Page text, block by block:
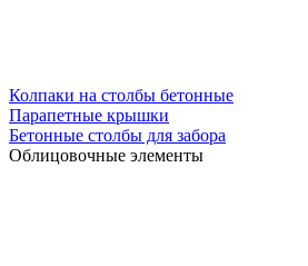
Колпаки на столбы бетонные
Парапетные крышки
Бетонные столбы для забора
Облицовочные элементы